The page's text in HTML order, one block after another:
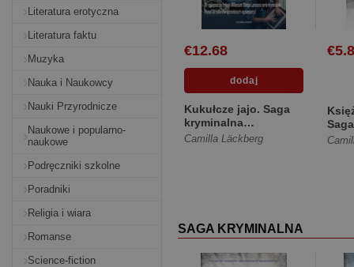
Literatura erotyczna
Literatura faktu
Muzyka
Nauka i Naukowcy
Nauki Przyrodnicze
Naukowe i popularno-
naukowe
Podręczniki szkolne
Poradniki
Religia i wiara
Romanse
Science-fiction
€12.68
Kukułcze jajo. Saga
kryminalna
Fjällbacka. Tom 11
Camilla Läckberg
SAGA KRYMINALNA